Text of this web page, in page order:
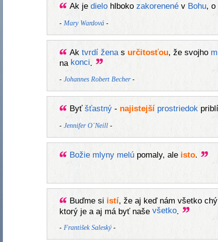
Ak je dielohlboko zakorenenév Bohu,
- Mary Wardová-
Ak tvrdí ženas určitosťou, že svojho
na konci
- Johannes Robert Becher-
Byť šťastný- najistejší prostriedok
- Jennifer O´Neill-
Božie mlyny melúpomaly, ale isto.
Buďme si istí, že aj keď nám všetko
ktorý je a aj má byť naše všetko.
- František Saleský-